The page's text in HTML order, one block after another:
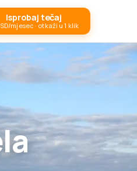
Isprobaj tečaj
mjesec · otkaži u 1 klik